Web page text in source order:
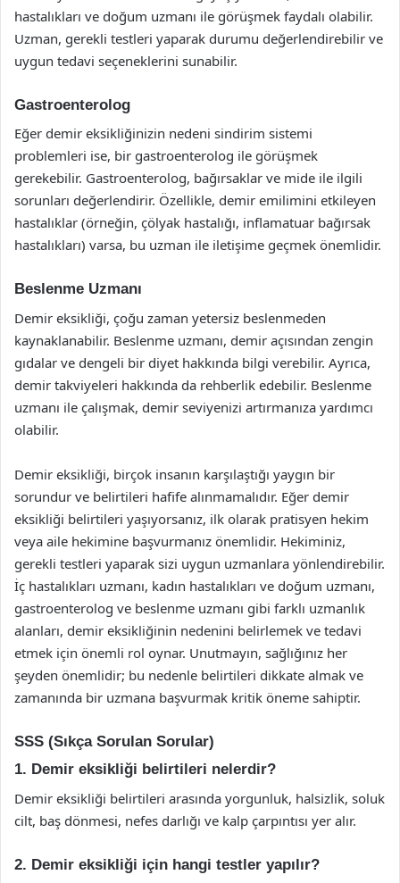
hastalıkları ve doğum uzmanı ile görüşmek faydalı olabilir.
Uzman, gerekli testleri yaparak durumu değerlendirebilir ve
uygun tedavi seçeneklerini sunabilir.
Gastroenterolog
Eğer demir eksikliğinizin nedeni sindirim sistemi
problemleri ise, bir gastroenterolog ile görüşmek
gerekebilir. Gastroenterolog, bağırsaklar ve mide ile ilgili
sorunları değerlendirir. Özellikle, demir emilimini etkileyen
hastalıklar (örneğin, çölyak hastalığı, inflamatuar bağırsak
hastalıkları) varsa, bu uzman ile iletişime geçmek önemlidir.
Beslenme Uzmanı
Demir eksikliği, çoğu zaman yetersiz beslenmeden
kaynaklanabilir. Beslenme uzmanı, demir açısından zengin
gıdalar ve dengeli bir diyet hakkında bilgi verebilir. Ayrıca,
demir takviyeleri hakkında da rehberlik edebilir. Beslenme
uzmanı ile çalışmak, demir seviyenizi artırmanıza yardımcı
olabilir.
Demir eksikliği, birçok insanın karşılaştığı yaygın bir
sorundur ve belirtileri hafife alınmamalıdır. Eğer demir
eksikliği belirtileri yaşıyorsanız, ilk olarak pratisyen hekim
veya aile hekimine başvurmanız önemlidir. Hekiminiz,
gerekli testleri yaparak sizi uygun uzmanlara yönlendirebilir.
İç hastalıkları uzmanı, kadın hastalıkları ve doğum uzmanı,
gastroenterolog ve beslenme uzmanı gibi farklı uzmanlık
alanları, demir eksikliğinin nedenini belirlemek ve tedavi
etmek için önemli rol oynar. Unutmayın, sağlığınız her
şeyden önemlidir; bu nedenle belirtileri dikkate almak ve
zamanında bir uzmana başvurmak kritik öneme sahiptir.
SSS (Sıkça Sorulan Sorular)
1. Demir eksikliği belirtileri nelerdir?
Demir eksikliği belirtileri arasında yorgunluk, halsizlik, soluk
cilt, baş dönmesi, nefes darlığı ve kalp çarpıntısı yer alır.
2. Demir eksikliği için hangi testler yapılır?